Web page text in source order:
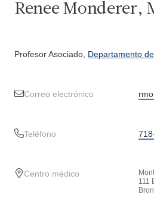
Renee Monderer,
Profesor Asociado, Departamento
Correo electrónico
Teléfono
Centro médico
111